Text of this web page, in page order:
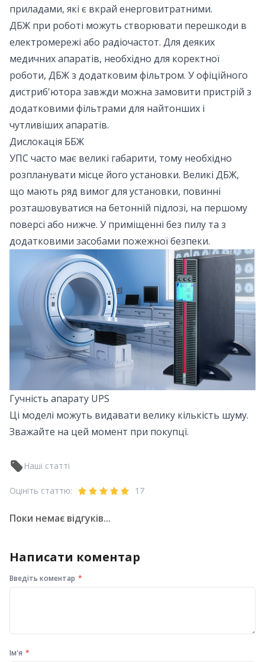
приладами, які є вкрай енерговитратними.
ДБЖ при роботі можуть створювати перешкоди в
електромережі або радіочастот. Для деяких
медичних апаратів, необхідно для коректної
роботи, ДБЖ з додатковим фільтром. У офіційного
дистриб'ютора завжди можна замовити пристрій з
додатковими фільтрами для найтонших і
чутливіших апаратів.
Дислокація ББЖ
УПС часто має великі габарити, тому необхідно
розпланувати місце його установки. Великі ДБЖ,
що мають ряд вимог для установки, повинні
розташовуватися на бетонній підлозі, на першому
поверсі або нижче. У приміщенні без пилу та з
додатковими засобами пожежної безпеки.
Гучність апарату UPS
Ці моделі можуть видавати велику кількість шуму.
Зважайте на цей момент при покупці.
Наші статті
Оцініть статтю: 17
Поки немає відгуків...
Написати коментар
Введіть коментар
Ім'я